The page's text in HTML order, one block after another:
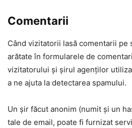
Comentarii
Când vizitatorii lasă comentarii pe
arătate în formularele de
vizitatorului și șirul agenților
a ne ajuta la detectarea spamului.
Un șir făcut anonim (numit și un
tale de email, poate fi furnizat